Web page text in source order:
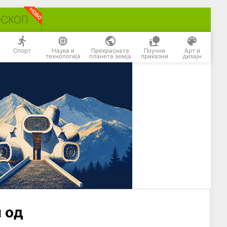
Спорт Наука и
технологија
Прекрасната
планета земја
Поучни
приказни
Арт и
дизајн
од